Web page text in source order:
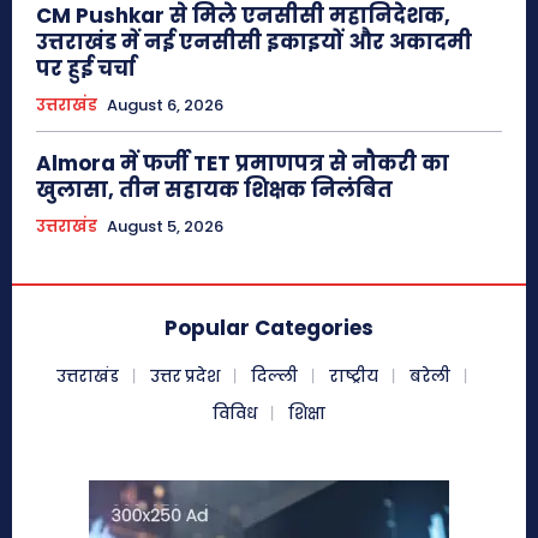
CM Pushkar से मिले एनसीसी महानिदेशक,
उत्तराखंड में नई एनसीसी इकाइयों और अकादमी
पर हुई चर्चा
उत्तराखंड August 6, 2026
Almora में फर्जी TET प्रमाणपत्र से नौकरी का
खुलासा, तीन सहायक शिक्षक निलंबित
उत्तराखंड August 5, 2026
Popular Categories
उत्तराखंड उत्तर प्रदेश दिल्ली राष्ट्रीय
बरेली
विविध
शिक्षा